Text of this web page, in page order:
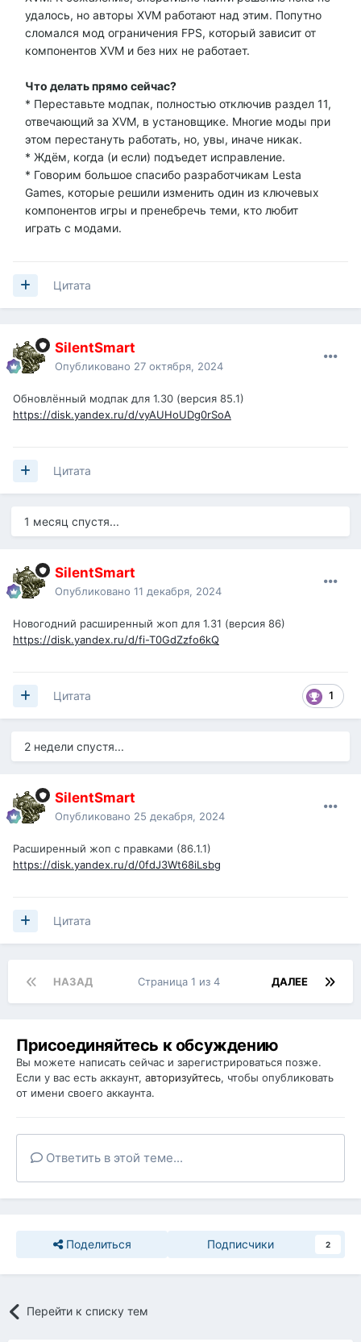
удалось, но авторы XVM работают над этим. Попутно
сломался мод ограничения FPS, который зависит от
компонентов XVM и без них не работает.
Что делать прямо сейчас?
* Переставьте модпак, полностью отключив раздел 11,
отвечающий за XVM, в установщике. Многие моды при
этом перестануть работать, но, увы, иначе никак.
* Ждём, когда (и если) подъедет исправление.
* Говорим большое спасибо разработчикам Lesta
Games, которые решили изменить один из ключевых
компонентов игры и пренебречь теми, кто любит
играть с модами.
Цитата
SilentSmart
Опубликовано 27 октября, 2024
Обновлённый модпак для 1.30 (версия 85.1)
https://disk.yandex.ru/d/vyAUHoUDg0rSoA
Цитата
1 месяц спустя...
SilentSmart
Опубликовано 11 декабря, 2024
Новогодний расширенный жоп для 1.31 (версия 86)
https://disk.yandex.ru/d/fi-T0GdZzfo6kQ
1
Цитата
2 недели спустя...
SilentSmart
Опубликовано 25 декабря, 2024
Расширенный жоп с правками (86.1.1)
https://disk.yandex.ru/d/0fdJ3Wt68iLsbg
Цитата
НАЗАД ДАЛЕЕ
Страница 1 из 4
Присоединяйтесь к обсуждению
Вы можете написать сейчас и зарегистрироваться позже.
Если у вас есть аккаунт, авторизуйтесь, чтобы опубликовать
от имени своего аккаунта.
Ответить в этой теме...
Поделиться Подписчики 2
Перейти к списку тем